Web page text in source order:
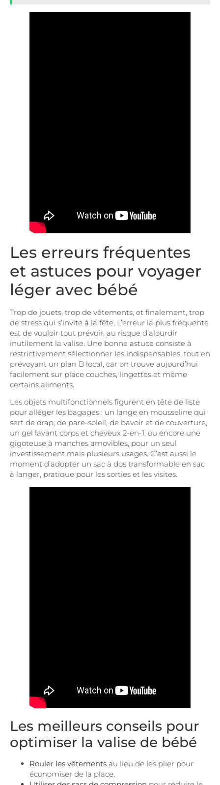
Les erreurs fréquentes
et astuces pour voyager
léger avec bébé
Trop de jouets, trop de vêtements, et finalement, trop
de stress qui s’invite à la fête. L’erreur la plus fréquente
est de vouloir tout prévoir, au risque d’alourdir
inutilement la valise. Une bonne astuce consiste à
restrictivement sélectionner les indispensables, tout en
prévoyant un plan B local, car on trouve aujourd’hui
facilement sur place couches, lingettes et même
certains aliments.
Les objets multifonctionnels figurent en tête de liste
pour alléger les bagages : un lange en mousseline qui
sert de drap, de pare-soleil, de bavoir et de couverture,
un gel lavant corps et cheveux 2-en-1, ou encore une
gigoteuse à manches amovibles, pour un seul
investissement mais plusieurs usages. C’est aussi le
moment d’adopter un sac à dos transformable en sac
à langer, pratique pour les sorties et les visites.
Les meilleurs conseils pour
optimiser la valise de bébé
Rouler les vêtements au lieu de les plier pour
économiser de la place.